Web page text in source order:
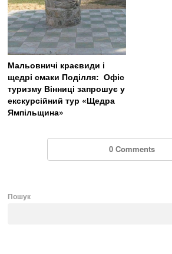
Мальовничі краєвиди і
щедрі смаки Поділля: Офіс
туризму Вінниці запрошує у
екскурсійний тур «Щедра
Ямпільщина»
0 Comments
Пошук